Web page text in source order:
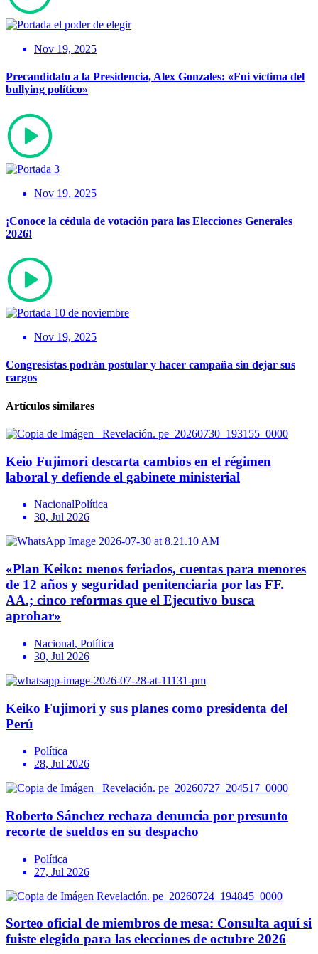
Nov 19, 2025
Precandidato a la Presidencia, Alex Gonzales: «Fui víctima del
bullying político»
Nov 19, 2025
¡Conoce la cédula de votación para las Elecciones Generales
2026!
Nov 19, 2025
Congresistas podrán postular y hacer campaña sin dejar sus
cargos
Artículos similares
Keio Fujimori descarta cambios en el régimen
laboral y defiende el gabinete ministerial
NacionalPolítica
30, Jul 2026
«Plan Keiko: menos feriados, cuentas para menores
de 12 años y seguridad penitenciaria por las FF.
AA.; cinco reformas que el Ejecutivo busca
aprobar»
Nacional, Política
30, Jul 2026
Keiko Fujimori y sus planes como presidenta del
Perú
Política
28, Jul 2026
Roberto Sánchez rechaza denuncia por presunto
recorte de sueldos en su despacho
Política
27, Jul 2026
Sorteo oficial de miembros de mesa: Consulta aquí si
fuiste elegido para las elecciones de octubre 2026